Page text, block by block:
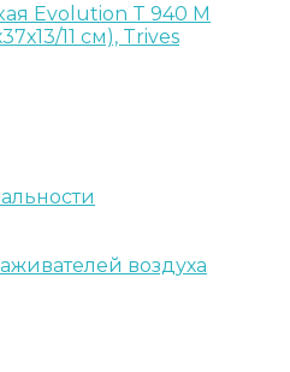
Evolution T 940 M
11 см), Trives
воздуха